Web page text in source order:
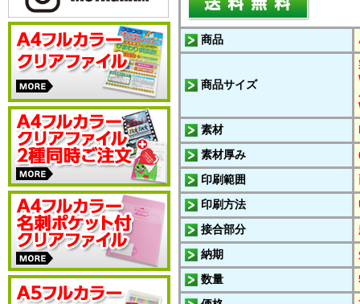
商品
商品サイズ
素材
素材厚み
印刷範囲
印刷方法
接合部分
納期
数量